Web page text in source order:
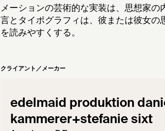
メーションの芸術的な実装は、思想家の
言とタイポグラフィは、彼または彼女の
を読みやすくする。
クライアント／メーカー
edelmaid produktion
kammerer+stefanie sixt